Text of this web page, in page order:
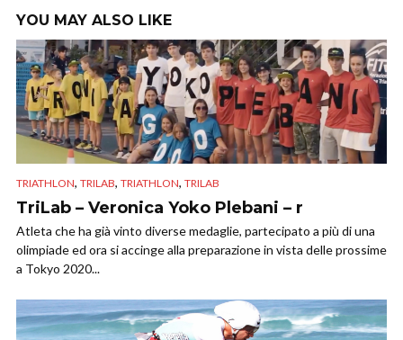
YOU MAY ALSO LIKE
TRIATHLON, TRILAB, TRIATHLON, TRILAB
TriLab – Veronica Yoko Plebani – r
Atleta che ha già vinto diverse medaglie, partecipato a più di una
olimpiade ed ora si accinge alla preparazione in vista delle prossime
a Tokyo 2020...